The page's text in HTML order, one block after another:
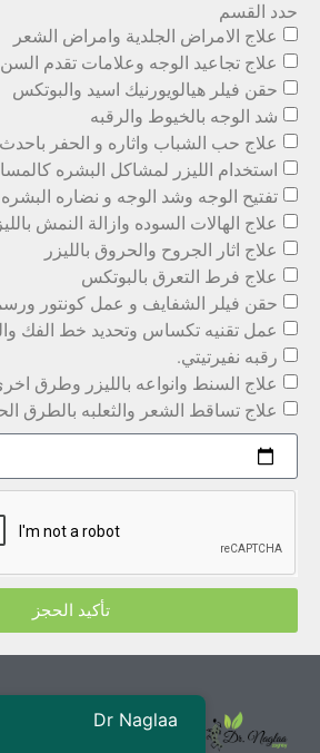
حدد القسم
علاج الامراض الجلدية وامراض الشعر
علاج تجاعيد الوجه وعلامات تقدم
حقن فيلر هيالويورنيك اسيد والبوتكس
شد الوجه بالخيوط والرقبه
علاج حب الشباب واثاره و الحفر
استخدام الليزر لمشاكل البشره
تفتيح الوجه وشد الوجه و نضاره البشره
علاج الهالات السوده وازالة النمش
علاج اثار الجروح والحروق بالليزر
علاج فرط التعرق بالبوتكس
حقن فيلر الشفايف و عمل كونتور
عمل تقنيه تكساس وتحديد خط الفك
رقبه نفيرتيتي.
علاج السنط وانواعه بالليزر وطرق
علاج تساقط الشعر والثعلبه بالطرق
تأكيد الحجز
Dr Naglaa